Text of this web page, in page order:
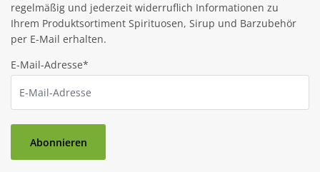
regelmäßig und jederzeit widerruflich Informationen zu
Ihrem Produktsortiment Spirituosen, Sirup und Barzubehör
per E-Mail erhalten.
E-Mail-Adresse*
Abonnieren